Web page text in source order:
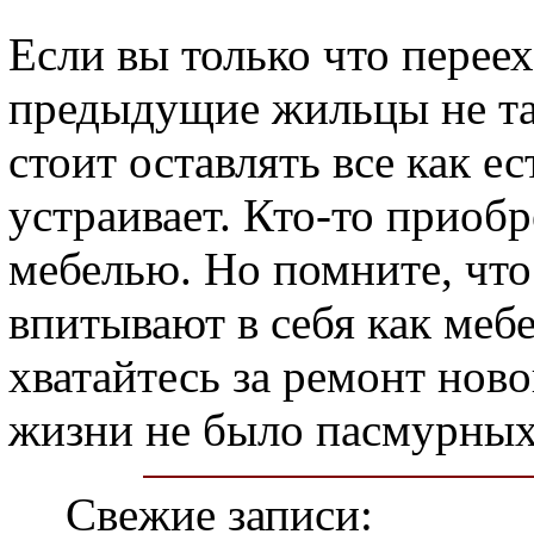
Если вы только что
предыдущие жильцы не
стоит оставлять все как
устраивает. Кто-то
мебелью. Но помните,
впитывают в себя как
хватайтесь за ремонт
жизни не было
Свежие записи: